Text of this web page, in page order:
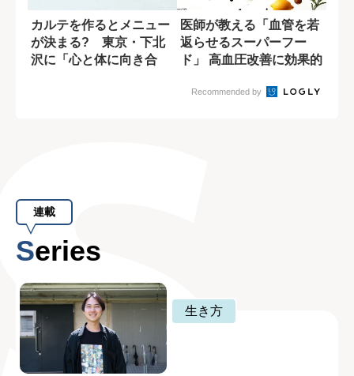
カルテを作るとメニュー
が決まる? 東京・下北
沢に「心と体に向き合
医師が教える「血管を若
返らせるスーパーフー
ド」 高血圧改善に効果的
Recommended by
連載
Series
生き方